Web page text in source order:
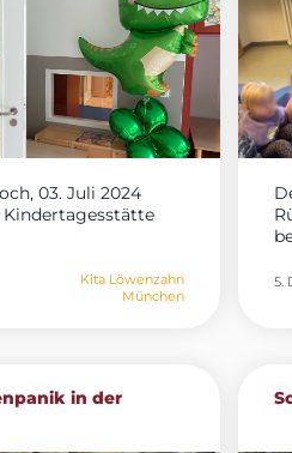
03. Juli 2024
Kita Löwenzahn
München
5.
in der